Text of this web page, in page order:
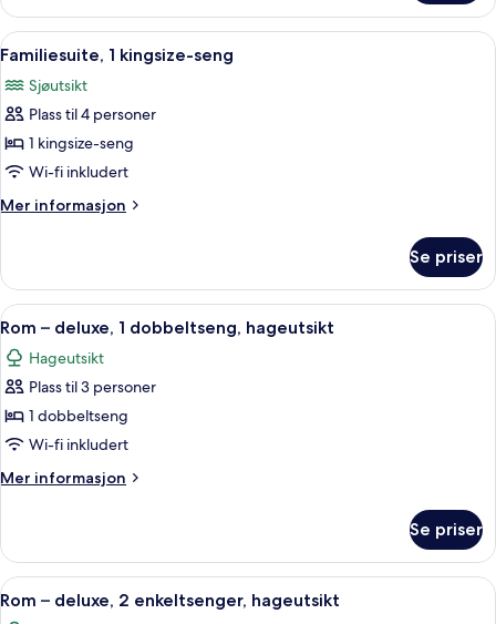
2
Twin
Beds,
View
Åpne
alle
bildene
av
Familiesuite,
1
kingsize-
seng
Familiesuite, 1 kingsize-seng | Safe
15
Familiesuite, 1 kingsize-seng
Sjøutsikt
Plass til 4 personer
1 kingsize-seng
Wi-fi inkludert
Mer informasjon
Mer
1
kingsize-
seng
Se priser
Åpne
alle
bildene
av
Rom
–
deluxe,
1
hageutsikt
Safe på rommet, skrivebord og
8
Rom – deluxe, 1 dobbeltseng, hageutsikt
Hageutsikt
Plass til 3 personer
1 dobbeltseng
Wi-fi inkludert
Mer informasjon
Mer
–
deluxe,
1
dobbeltseng,
Se priser
Åpne
alle
Rom – deluxe, 2 enkeltsenger,
8
Rom – deluxe, 2 enkeltsenger, hageutsikt